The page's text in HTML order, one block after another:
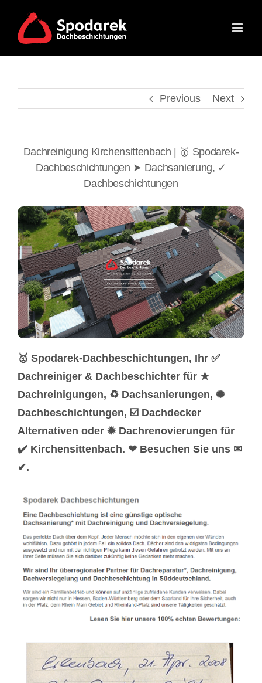
content
Previous Next
Dachreinigung Kirchensittenbach | 🥇 Spodarek-
Dachbeschichtungen ➤ Dachsanierung, ✓
Dachbeschichtungen
🥇 Spodarek-Dachbeschichtungen, Ihr ✅
Dachreiniger & Dachbeschichter für ★
Dachreinigungen, ♻ Dachsanierungen, ✺
Dachbeschichtungen, ☑️ Dachdecker
Alternativen oder ✹ Dachrenovierungen für
✔️ Kirchensittenbach. ❤ Besuchen Sie uns ✉
✔.